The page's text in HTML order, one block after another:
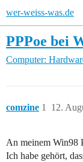
wer-weiss-was.de
PPPoe bei
Computer:
comzine 12.
1
An meinem Win98
Ich habe gehört,